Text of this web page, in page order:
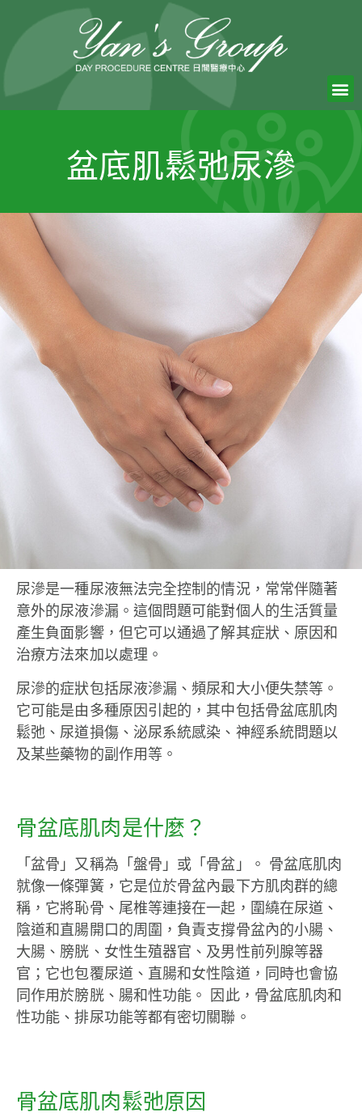
盆底肌鬆弛尿滲
尿滲是一種尿液無法完全控制的情況，常常伴隨著
意外的尿液滲漏。這個問題可能對個人的生活質量
產生負面影響，但它可以通過了解其症狀、原因和
治療方法來加以處理。
尿滲的症狀包括尿液滲漏、頻尿和大小便失禁等。
它可能是由多種原因引起的，其中包括骨盆底肌肉
鬆弛、尿道損傷、泌尿系統感染、神經系統問題以
及某些藥物的副作用等。
骨盆底肌肉是什麼？
「盆骨」又稱為「盤骨」或「骨盆」。 骨盆底肌肉
就像一條彈簧，它是位於骨盆內最下方肌肉群的總
稱，它將恥骨、尾椎等連接在一起，圍繞在尿道、
陰道和直腸開口的周圍，負責支撐骨盆內的小腸、
大腸、膀胱、女性生殖器官、及男性前列腺等器
官；它也包覆尿道、直腸和女性陰道，同時也會協
同作用於膀胱、腸和性功能。 因此，骨盆底肌肉和
性功能、排尿功能等都有密切關聯。
骨盆底肌肉鬆弛原因